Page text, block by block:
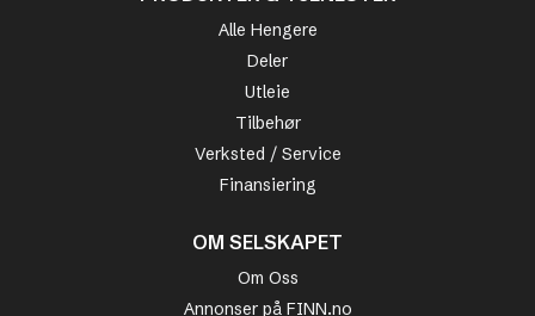
Alle Hengere
Deler
Utleie
Tilbehør
Verksted / Service
Finansiering
OM SELSKAPET
Om Oss
Annonser på FINN.no